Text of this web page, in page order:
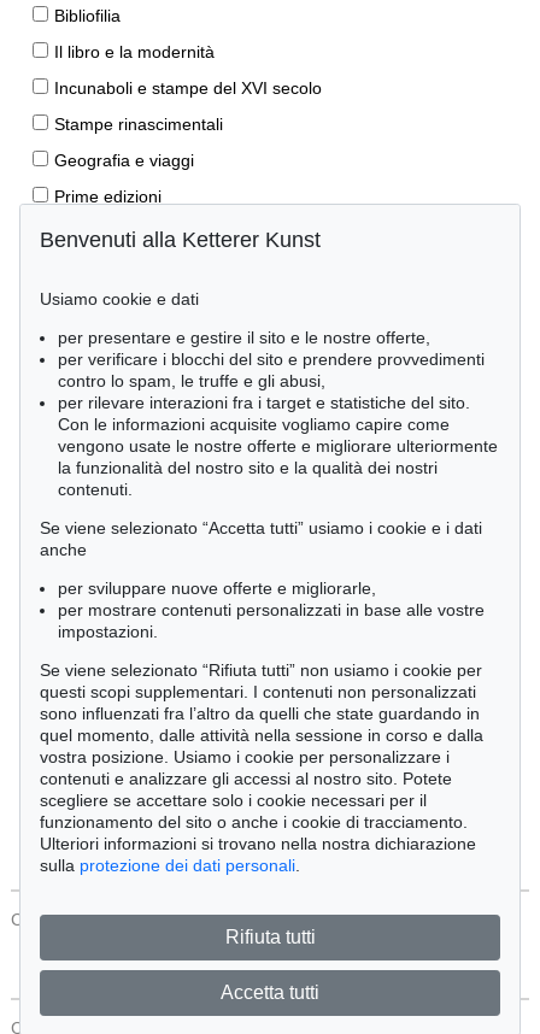
Bibliofilia
Il libro e la modernità
Incunaboli e stampe del XVI secolo
Stampe rinascimentali
Geografia e viaggi
Prime edizioni
Manoscritti antichi
Libri per bambini
Lifestyle
Pietre miliari delle scienze naturali
Letteratura classica
Economia e diritto
Meraviglie della natura
Cimelia
Ordine:
Tutti gli oggetti
Solo offerte attuali
Solo oggetti venduti
Cerca
CONTATTI Protezione Dei Dati
CONTATTI
Benvenuti alla Ketterer Kunst
Usiamo cookie e dati
per presentare e gestire il sito e le nostre offerte,
per verificare i blocchi del sito e prendere provvedimenti
contro lo spam, le truffe e gli abusi,
per rilevare interazioni fra i target e statistiche del sito.
Con le informazioni acquisite vogliamo capire come
vengono usate le nostre offerte e migliorare ulteriormente
la funzionalità del nostro sito e la qualità dei nostri
contenuti.
Se viene selezionato “Accetta tutti” usiamo i cookie e i dati
anche
per sviluppare nuove offerte e migliorarle,
per mostrare contenuti personalizzati in base alle vostre
impostazioni.
Se viene selezionato “Rifiuta tutti” non usiamo i cookie per
questi scopi supplementari. I contenuti non personalizzati
sono influenzati fra l’altro da quelli che state guardando in
quel momento, dalle attività nella sessione in corso e dalla
vostra posizione. Usiamo i cookie per personalizzare i
contenuti e analizzare gli accessi al nostro sito. Potete
scegliere se accettare solo i cookie necessari per il
funzionamento del sito o anche i cookie di tracciamento.
Ulteriori informazioni si trovano nella nostra dichiarazione
sulla protezione dei dati personali
Rifiuta tutti
Accetta tutti